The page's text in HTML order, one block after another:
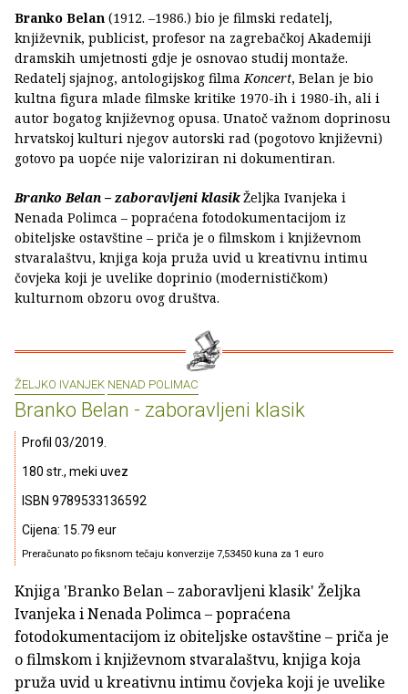
Branko Belan (1912. –1986.) bio je filmski redatelj,
književnik, publicist, profesor na zagrebačkoj Akademiji
dramskih umjetnosti gdje je osnovao studij montaže.
Redatelj sjajnog, antologijskog filma Koncert, Belan je bio
kultna figura mlade filmske kritike 1970-ih i 1980-ih, ali i
autor bogatog književnog opusa. Unatoč važnom doprinosu
hrvatskoj kulturi njegov autorski rad (pogotovo književni)
gotovo pa uopće nije valoriziran ni dokumentiran.
Branko Belan – zaboravljeni klasikŽeljka Ivanjeka i
Nenada Polimca – popraćena fotodokumentacijom iz
obiteljske ostavštine – priča je o filmskom i književnom
stvaralaštvu, knjiga koja pruža uvid u kreativnu intimu
čovjeka koji je uvelike doprinio (modernističkom)
kulturnom obzoru ovog društva.
ŽELJKO IVANJEK NENAD POLIMAC
Branko Belan - zaboravljeni klasik
Profil 03/2019.
180 str., meki uvez
ISBN 9789533136592
Cijena: 15.79 eur
Preračunato po fiksnom tečaju konverzije 7,53450 kuna za 1 euro
Knjiga 'Branko Belan – zaboravljeni klasik' Željka
Ivanjeka i Nenada Polimca – popraćena
fotodokumentacijom iz obiteljske ostavštine – priča je
o filmskom i književnom stvaralaštvu, knjiga koja
pruža uvid u kreativnu intimu čovjeka koji je uvelike